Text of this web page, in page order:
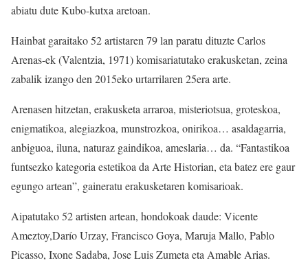
abiatu dute Kubo-kutxa aretoan.
Hainbat garaitako 52 artistaren 79 lan paratu dituzte Carlos
Arenas-ek (Valentzia, 1971) komisariatutako erakusketan, zeina
zabalik izango den 2015eko urtarrilaren 25era arte.
Arenasen hitzetan, erakusketa arraroa, misteriotsua, groteskoa,
enigmatikoa, alegiazkoa, munstrozkoa, onirikoa… asaldagarria,
anbiguoa, iluna, naturaz gaindikoa, ameslaria… da. “Fantastikoa
funtsezko kategoria estetikoa da Arte Historian, eta batez ere gaur
egungo artean”, gaineratu erakusketaren komisarioak.
Aipatutako 52 artisten artean, hondokoak daude: Vicente
Ameztoy,Darío Urzay, Francisco Goya, Maruja Mallo, Pablo
Picasso, Ixone Sadaba, Jose Luis Zumeta eta Amable Arias.